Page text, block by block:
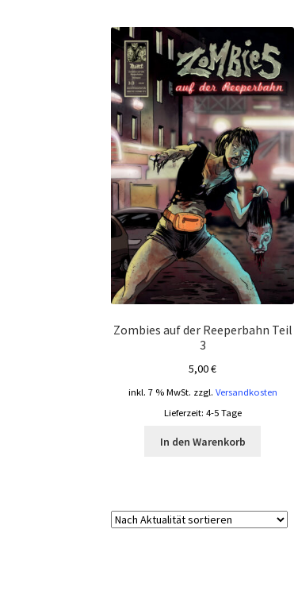
Zombies auf der Reeperbahn Teil
3
5,00€
inkl. 7 % MwSt. zzgl. Versandkosten
Lieferzeit: 4-5 Tage
In den Warenkorb